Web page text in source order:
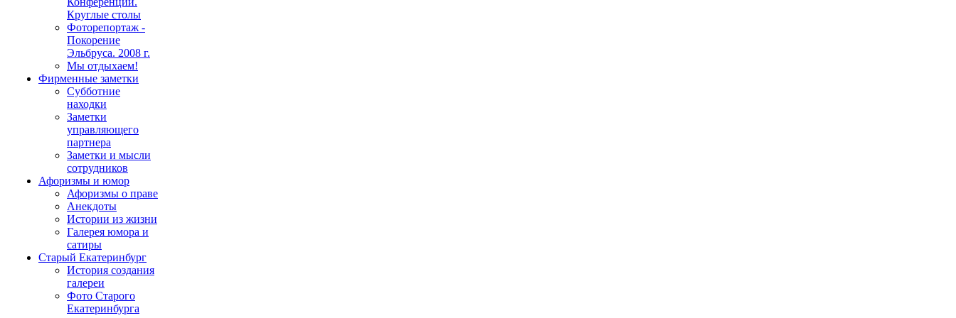
Круглые столы
Фоторепортаж -
Покорение
Эльбруса. 2008 г.
Мы отдыхаем!
Фирменные заметки
Субботние
находки
Заметки
управляющего
партнера
Заметки и мысли
сотрудников
Афоризмы и юмор
Афоризмы о праве
Анекдоты
Истории из жизни
Галерея юмора и
сатиры
Старый Екатеринбург
История создания
галереи
Фото Старого
Екатеринбурга